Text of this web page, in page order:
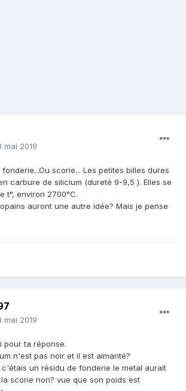
mai 2019
scorie... Les petites billes dures
carbure de silicium (dureté 9-9,5 ). Elles se
t°, environ 2700°C.
auront une autre idée? Mais je pense
mai 2019
pour ta réponse.
n'est pas noir et il est aimanté?
un résidu de fonderie le metal aurait
scorie non? vue que son poids est